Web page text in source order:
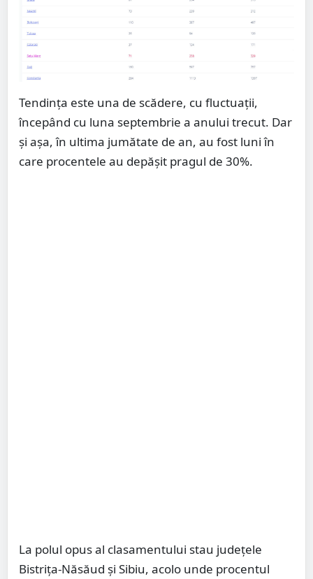
Tendința este una de scădere, cu fluctuații,
începând cu luna septembrie a anului trecut. Dar
și așa, în ultima jumătate de an, au fost luni în
care procentele au depășit pragul de 30%.
La polul opus al clasamentului stau județele
Bistrița-Năsăud și Sibiu, acolo unde procentul